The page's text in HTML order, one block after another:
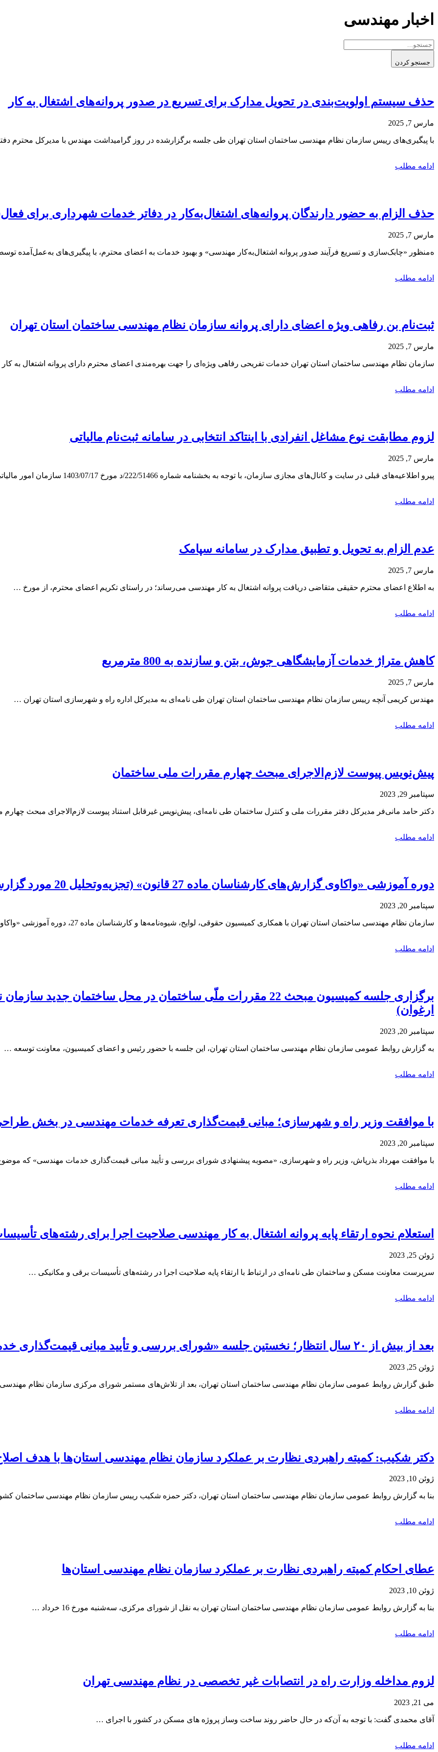
پرش
بهاخبار مهندسی
جستجو کردن
حذف سیستم اولویت‌بندی در تحویل مدارک برای تسریع در صدور پروانه‌های اشتغال به کار
مارس 7, 2025
با پیگیری‌های رییس سازمان نظام مهندسی ساختمان استان تهران طی جلسه برگزارشده در روز گرامیداشت مهندس با مدیرکل محترم
ادامه مطلب
حذف الزام به حضور دارندگان پروانه‌های اشتغال‌به‌کار در دفاتر خدمات شهرداری برای
مارس 7, 2025
ه‌منظور «چابک‌سازی و تسریع فرآیند صدور پروانه اشتغال‌به‌کار مهندسی» و بهبود خدمات به اعضای محترم، با پیگیری‌های به‌عمل‌آمده
ادامه مطلب
ثبت‌نام بن رفاهی ویژه اعضای دارای پروانه سازمان نظام مهندسی ساختمان استان تهران
مارس 7, 2025
سازمان نظام مهندسی ساختمان استان تهران خدمات تفریحی رفاهی ویژه‌ای را جهت بهره‌مندی اعضای محترم دارای پروانه اشتغال به
ادامه مطلب
لزوم مطابقت نوع مشاغل انفرادی با اینتاکد انتخابی در سامانه ثبت‌نام مالیاتی
مارس 7, 2025
پیرو اطلاعیه‌های قبلی در سایت و کانال‌‌های مجازی سازمان، با توجه به بخشنامه شماره 222/51466/د مورخ 1403/07/17 سازمان امور مالیاتی …
ادامه مطلب
عدم الزام به تحویل و تطبیق مدارک در سامانه سپامک
مارس 7, 2025
به اطلاع اعضای محترم حقیقی متقاضی دریافت پروانه اشتغال به کار مهندسی می‌رساند؛ در راستای تکریم اعضای محترم، از مورخ …
ادامه مطلب
کاهش متراژ خدمات آزمایشگاهی جوش، بتن و سازنده به 800 مترمربع
مارس 7, 2025
مهندس کریمی آنچه رییس سازمان نظام مهندسی ساختمان استان تهران طی نامه‌ای به مدیرکل اداره راه و شهرسازی استان تهران …
ادامه مطلب
پیش‌نویس پیوست لازم‌الاجرای مبحث چهارم مقررات ملی ساختمان
سپتامبر 29, 2023
دکتر حامد مانی‌فر مدیرکل دفتر مقررات ملی و کنترل ساختمان طی نامه‌ای، پیش‌نویس غیرقابل استناد پیوست لازم‌الاجرای مبحث
ادامه مطلب
دوره آموزشی «واکاوی گزارش‌های کارشناسان ماده 27 قانون» (تجزیه‌وتحلیل 20 مورد گزارش کارشناسی)
سپتامبر 20, 2023
سازمان نظام مهندسی ساختمان استان تهران با همکاری کمیسیون حقوقی، لوایح، شیوه‌نامه‌ها و کارشناسان ماده 27، دوره آموزشی «واکاوی گزارش‌های کارشناسان …
ادامه مطلب
برگزاری جلسه کمیسیون مبحث 22 مقررات ملّی ساختمان در محل
ارغوان)
سپتامبر 20, 2023
به گزارش روابط عمومی سازمان نظام مهندسی ساختمان استان تهران، این جلسه با حضور رئیس و اعضای کمیسیون، معاونت توسعه …
ادامه مطلب
با موافقت وزیر راه و شهرسازی؛ مبانی قیمت‌گذاری تعرفه خدمات مهندسی در بخش
سپتامبر 20, 2023
با موافقت مهرداد بذرپاش، وزیر راه و شهرسازی، «مصوبه پیشنهادی شورای بررسی و تأیید مبانی قیمت‌گذاری خدمات مهندسی» که
ادامه مطلب
استعلام نحوه ارتقاء پایه پروانه اشتغال به کار مهندسی صلاحیت اجرا برای رشته‌های
ژوئن 25, 2023
سرپرست معاونت مسکن و ساختمان طی نامه‌ای در ارتباط با ارتقاء پایه صلاحیت اجرا در رشته‌های تأسیسات برقی و مکانیکی …
ادامه مطلب
بعد از بیش از ۲۰ سال انتظار؛ نخستین جلسه «شورای بررسی و تأیید مبانی قیمت‌گذاری خدمات مهندسی» برگزار شد
ژوئن 25, 2023
طبق گزارش روابط عمومی سازمان نظام مهندسی ساختمان استان تهران، بعد از تلاش‌های مستمر شورای مرکزی سازمان نظام
ادامه مطلب
دکتر شکیب: کمیته راهبردی نظارت بر عملکرد سازمان نظام مهندسی استان‌ها با هدف
ژوئن 10, 2023
بنا به گزارش روابط عمومی سازمان نظام مهندسی ساختمان استان تهران، دکتر حمزه شکیب رییس سازمان نظام مهندسی ساختمان
ادامه مطلب
عطای احکام کمیته راهبردی نظارت بر عملکرد سازمان نظام مهندسی استان‌ها
ژوئن 10, 2023
بنا به گزارش روابط عمومی سازمان نظام مهندسی ساختمان استان تهران به نقل از شورای مرکزی، سه‌شنبه مورخ 16 خرداد …
ادامه مطلب
لزوم مداخله وزارت راه در انتصابات غیر تخصصی در نظام مهندسی تهران
می 21, 2023
آقای محمدی گفت: با توجه به آن‌که در حال حاضر روند ساخت وساز پروژه های مسکن در کشور با اجرای …
ادامه مطلب